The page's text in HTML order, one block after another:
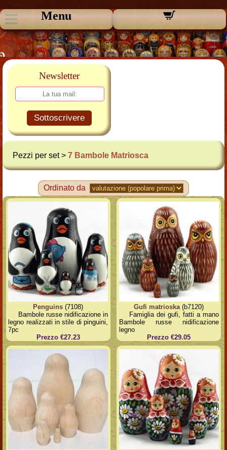
Menu
Newsletter
Sottoscrivere
Pezzi per set > 7 Bambole Matriosca
Ordinato da
Penguins (7108)
Bambole russe nidificazione in
legno realizzati in stile di pinguini,
7pc
Prezzo €27.23
Gufi matrioska(b7120)
Famiglia dei gufi, fatti a mano
Bambole russe nidificazione
legno
Prezzo €29.05